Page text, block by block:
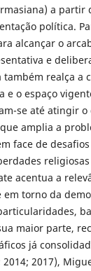
a partir
política.
alcançar o
e
realça a
e o espaço
se até atingir
amplia a
face de
religiosas
acentua a
torno da
maior parte,
já
2017),